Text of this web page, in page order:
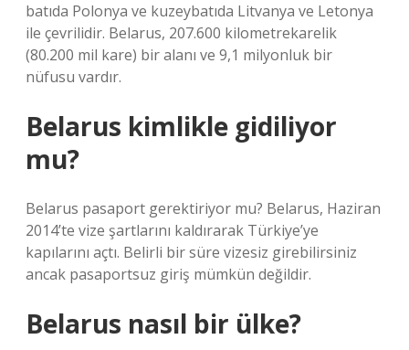
batıda Polonya ve kuzeybatıda Litvanya ve Letonya
ile çevrilidir. Belarus, 207.600 kilometrekarelik
(80.200 mil kare) bir alanı ve 9,1 milyonluk bir
nüfusu vardır.
Belarus kimlikle gidiliyor
mu?
Belarus pasaport gerektiriyor mu? Belarus, Haziran
2014’te vize şartlarını kaldırarak Türkiye’ye
kapılarını açtı. Belirli bir süre vizesiz girebilirsiniz
ancak pasaportsuz giriş mümkün değildir.
Belarus nasıl bir ülke?